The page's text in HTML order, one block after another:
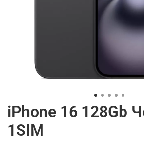
iPhone 16 128Gb
1SIM